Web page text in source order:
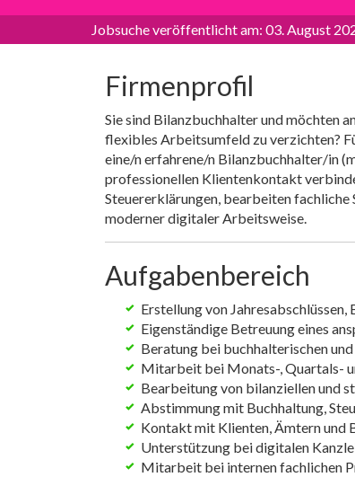
Jobsuche veröffentlicht am: 03. August
Firmenprofil
Sie sind Bilanzbuchhalter und möchten
flexibles Arbeitsumfeld zu verzichten?
eine/n erfahrene/n Bilanzbuchhalter/in
professionellen Klientenkontakt
Steuererklärungen, bearbeiten
moderner digitaler Arbeitsweise.
Aufgabenbereich
Erstellung von
Eigenständige Betreuung eines
Beratung bei buchhalterischen
Mitarbeit bei Monats-, Quartals-
Bearbeitung von bilanziellen und
Abstimmung mit Buchhaltung,
Kontakt mit Klienten, Ämtern und
Unterstützung bei digitalen
Mitarbeit bei internen fachlichen